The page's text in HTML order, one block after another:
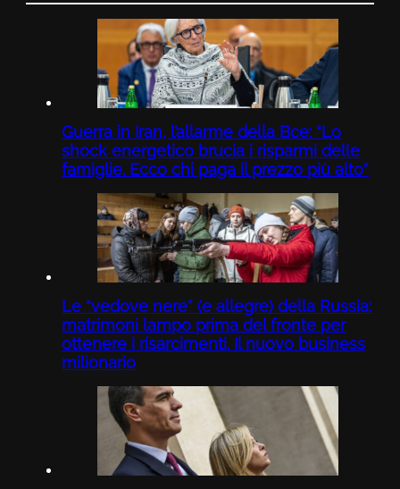
Guerra in Iran, l’allarme della Bce: “Lo
shock energetico brucia i risparmi delle
famiglie. Ecco chi paga il prezzo più alto”
Le “vedove nere” (e allegre) della Russia:
matrimoni lampo prima del fronte per
ottenere i risarcimenti. Il nuovo business
milionario